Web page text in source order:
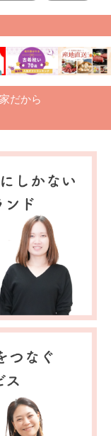
だから